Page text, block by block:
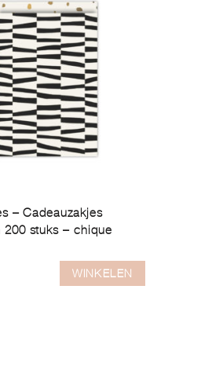
– Cadeauzakjes
200 stuks – chique
WINKELEN